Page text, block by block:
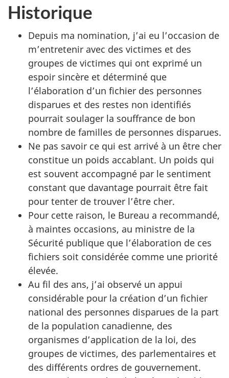
Historique
Depuis ma nomination, j’ai eu l’occasion de
m’entretenir avec des victimes et des
groupes de victimes qui ont exprimé un
espoir sincère et déterminé que
l’élaboration d’un fichier des personnes
disparues et des restes non identifiés
pourrait soulager la souffrance de bon
nombre de familles de personnes disparues.
Ne pas savoir ce qui est arrivé à un être cher
constitue un poids accablant. Un poids qui
est souvent accompagné par le sentiment
constant que davantage pourrait être fait
pour tenter de trouver l’être cher.
Pour cette raison, le Bureau a recommandé,
à maintes occasions, au ministre de la
Sécurité publique que l’élaboration de ces
fichiers soit considérée comme une priorité
élevée.
Au fil des ans, j’ai observé un appui
considérable pour la création d’un fichier
national des personnes disparues de la part
de la population canadienne, des
organismes d’application de la loi, des
groupes de victimes, des parlementaires et
des différents ordres de gouvernement.